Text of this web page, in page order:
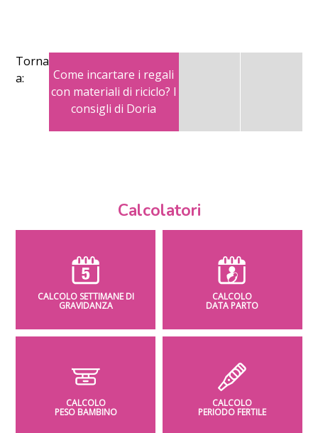
Torna
a:
Come incartare i regali
con materiali di riciclo? I
consigli di Doria
Calcolatori
CALCOLO SETTIMANE DI
GRAVIDANZA
CALCOLO
DATA PARTO
CALCOLO
PESO BAMBINO
CALCOLO
PERIODO FERTILE